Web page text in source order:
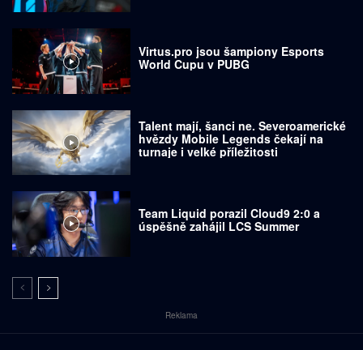
Virtus.pro jsou šampiony Esports
World Cupu v PUBG
Talent mají, šanci ne. Severoamerické
hvězdy Mobile Legends čekají na
turnaje i velké příležitosti
Team Liquid porazil Cloud9 2:0 a
úspěšně zahájil LCS Summer
Reklama